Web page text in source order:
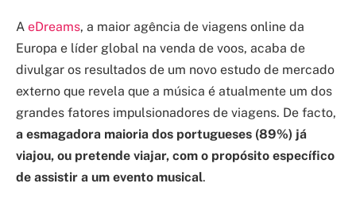
A eDreams, a maior agência de viagens online da
Europa e líder global na venda de voos, acaba de
divulgar os resultados de um novo estudo de mercado
externo que revela que a música é atualmente um dos
grandes fatores impulsionadores de viagens. De facto,
a esmagadora maioria dos portugueses (89%) já
viajou, ou pretende viajar, com o propósito específico
de assistir a um evento musical.